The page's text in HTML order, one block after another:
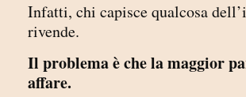
Infatti, chi capisce qualcosa
rivende.
Il problema è che la maggior
affare.